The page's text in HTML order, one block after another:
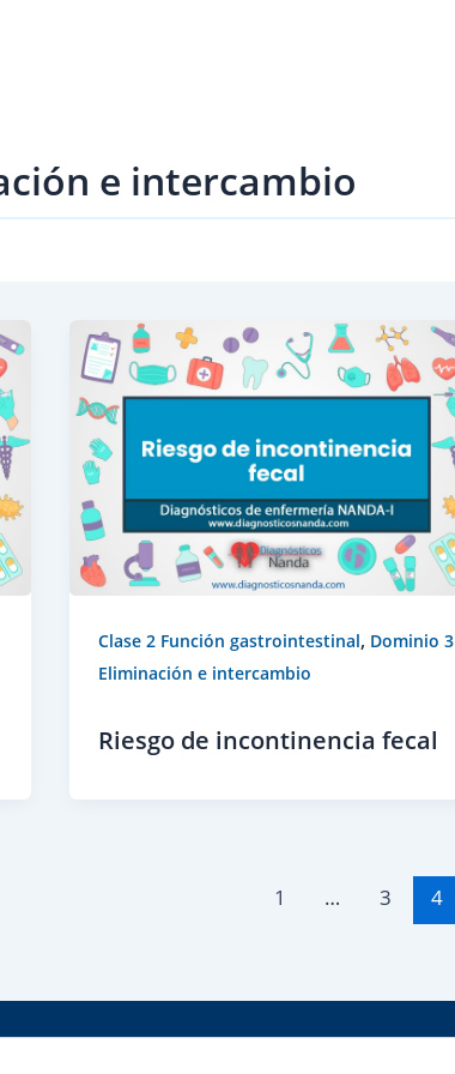
e intercambio
Clase 2 Función gastrointestinal, Dominio 3
Eliminación e intercambio
Riesgo de incontinencia fecal
1 … 3 4